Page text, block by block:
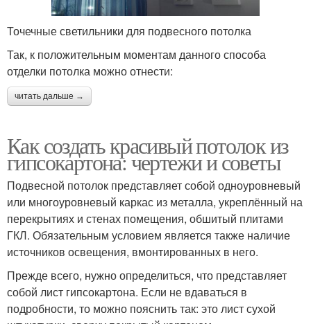
Точечные светильники для подвесного потолка
Так, к положительным моментам данного способа
отделки потолка можно отнести:
читать дальше →
Как создать красивый потолок из
гипсокартона: чертежи и советы
Подвесной потолок представляет собой одноуровневый
или многоуровневый каркас из металла, укреплённый на
перекрытиях и стенах помещения, обшитый плитами
ГКЛ. Обязательным условием является также наличие
источников освещения, вмонтированных в него.
Прежде всего, нужно определиться, что представляет
собой лист гипсокартона. Если не вдаваться в
подробности, то можно пояснить так: это лист сухой